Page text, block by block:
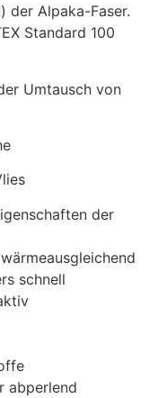
der Alpaka-Faser.
Standard 100
Umtausch von
der
schnell
abperlend